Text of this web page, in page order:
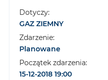
Dotyczy:
GAZ ZIEMNY
Zdarzenie:
Planowane
Początek zdarzenia:
15-12-2018 19:00